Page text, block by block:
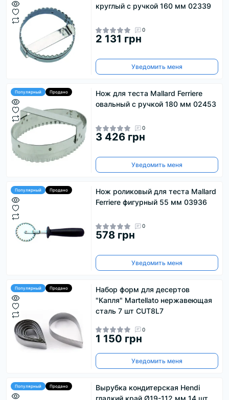
круглый с ручкой 160 мм 02339
0
2 131 грн
Уведомить меня
Популярный Продано
Нож для теста Mallard Ferriere
овальный с ручкой 180 мм 02453
0
3 426 грн
Уведомить меня
Популярный Продано
Нож роликовый для теста Mallard
Ferriere фигурный 55 мм 03936
0
578 грн
Уведомить меня
Популярный Продано
Набор форм для десертов
"Капля" Martellato нержавеющая
сталь 7 шт CUT8L7
0
1 150 грн
Уведомить меня
Популярный Продано
Вырубка кондитерская Hendi
гладкий край Ø19-112 мм 14 шт